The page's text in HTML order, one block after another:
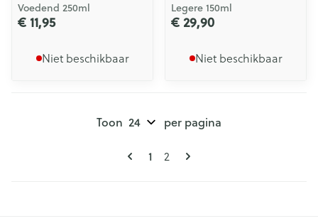
Voedend 250ml
€ 11,95
Niet beschikbaar
Legere 150ml
€ 29,90
Niet beschikbaar
Pagina's
U lees momenteel pagina
1 Pagina
2
Toon per pagina